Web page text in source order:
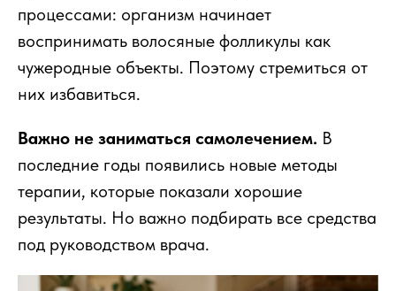
процессами: организм начинает
воспринимать волосяные фолликулы как
чужеродные объекты. Поэтому стремиться от
них избавиться.
Важно не заниматься самолечением. В
последние годы появились новые методы
терапии, которые показали хорошие
результаты. Но важно подбирать все средства
под руководством врача.